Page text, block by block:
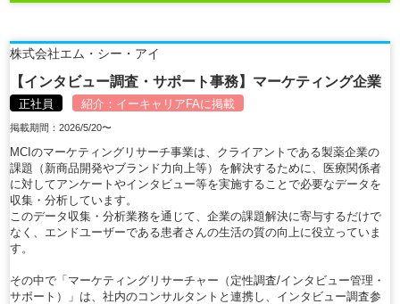
株式会社エム・シー・アイ
【インタビュー調査・サポート事務】マーケティング企業
正社員 紹介： イーキャリアFAに掲載
掲載期間：2026/5/20〜
MCIのマーケティングリサーチ事業は、クライアントである製薬企業の
課題（新商品開発やブランド力向上等）を解決するために、医療関係者
に対してアンケートやインタビュー等を実施することで必要なデータを
収集・分析しています。
このデータ収集・分析業務を通じて、企業の課題解決に寄与するだけで
なく、エンドユーザーである患者さんの生活の質の向上に役立っていま
す。
その中で「マーケティングリサーチャー（定性調査/インタビュー管理・
サポート）」は、社内のコンサルタントと連携し、インタビュー調査参